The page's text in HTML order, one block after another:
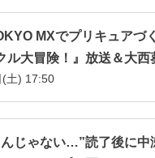
MXでプリキュアづ
ル大冒険！』放送＆大
ュア！』イベント潜入！
土) 17:50
じゃない…”読了後に中